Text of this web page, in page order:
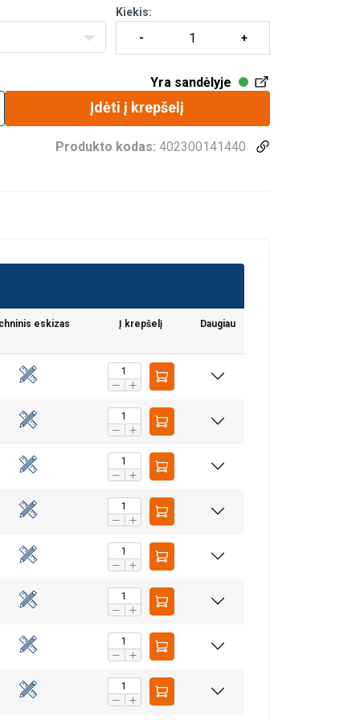
Kiekis:
Yra sandėlyje
Įdėti į krepšelį
Produkto kodas: 402300141440
eskizas Į krepšelį Daugiau
greitai ir efektyviai
LITHUANIAN
ENGLISH TRANSLATION
pat dalijamės
kurie gali
jų
Neklasifikuojami
AŠ SUTINKU